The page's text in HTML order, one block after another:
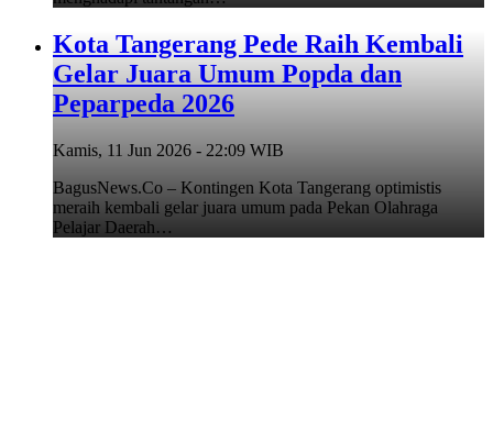
Kota Tangerang Pede Raih Kembali
Gelar Juara Umum Popda dan
Peparpeda 2026
Kamis, 11 Jun 2026 - 22:09 WIB
BagusNews.Co – Kontingen Kota Tangerang optimistis
meraih kembali gelar juara umum pada Pekan Olahraga
Pelajar Daerah…